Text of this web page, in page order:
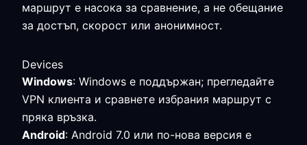
маршрут е насока за сравнение, а не обещание
за достъп, скорост или анонимност.
Devices
Windows: Windows е поддържан; прегледайте
VPN клиента и сравнете избрания маршрут с
пряка връзка.
Android: Android 7.0 или по-нова версия е